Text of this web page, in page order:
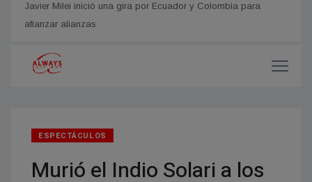
Javier Milei inició una gira por Ecuador y Colombia para
afianzar alianzas
ESPECTÁCULOS
Murió el Indio Solari a los